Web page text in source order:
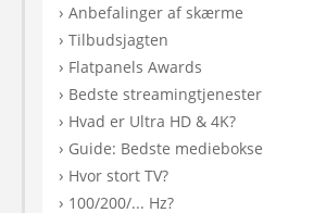
›Anbefalinger af skærme
›Tilbudsjagten
› Flatpanels Awards
› Bedste streamingtjenester
› Hvad er Ultra HD & 4K?
› Guide: Bedste mediebokse
› Hvor stort TV?
› 100/200/... Hz?